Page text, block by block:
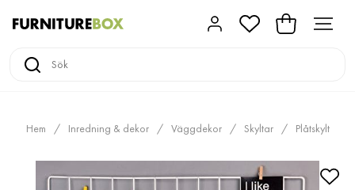
Hem Inredning & dekor Väggdekor Skyltar Plåtskylt